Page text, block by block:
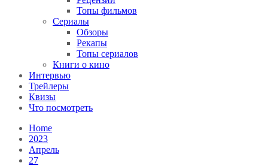
Топы фильмов
Сериалы
Обзоры
Рекапы
Топы сериалов
Книги о кино
Интервью
Трейлеры
Квизы
Что посмотреть
Home
2023
Апрель
27